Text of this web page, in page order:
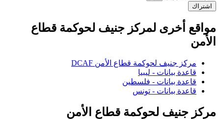
اشتراك
مواقع أخرى لمركز جنيف لحوكمة قطاع
الأمن
مركز جنيف لحوكمة قطاع الأمن DCAF
قاعدة بيانات - ليبيا
قاعدة بيانات - فلسطين
قاعدة بيانات - تونس
مركز جنيف لحوكمة قطاع الأمن